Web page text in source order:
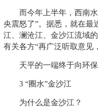
而今年上半年，西南水
央震怒了”。据悉，就在最
江、澜沧江、金沙江流域
有关各方“再广泛听取意见
天平的一端终于向环保
3 “圈水”金沙江
为什么是金沙江？